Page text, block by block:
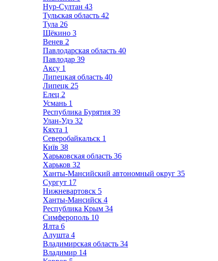
Нур-Султан 43
Тульская область 42
Тула 26
Щёкино 3
Венев 2
Павлодарская область 40
Павлодар 39
Аксу 1
Липецкая область 40
Липецк 25
Елец 2
Усмань 1
Республика Бурятия 39
Улан-Удэ 32
Кяхта 1
Северобайкальск 1
Київ 38
Харьковская область 36
Харьков 32
Ханты-Мансийский автономный округ 35
Сургут 17
Нижневартовск 5
Ханты-Мансийск 4
Республика Крым 34
Симферополь 10
Ялта 6
Алушта 4
Владимирская область 34
Владимир 14